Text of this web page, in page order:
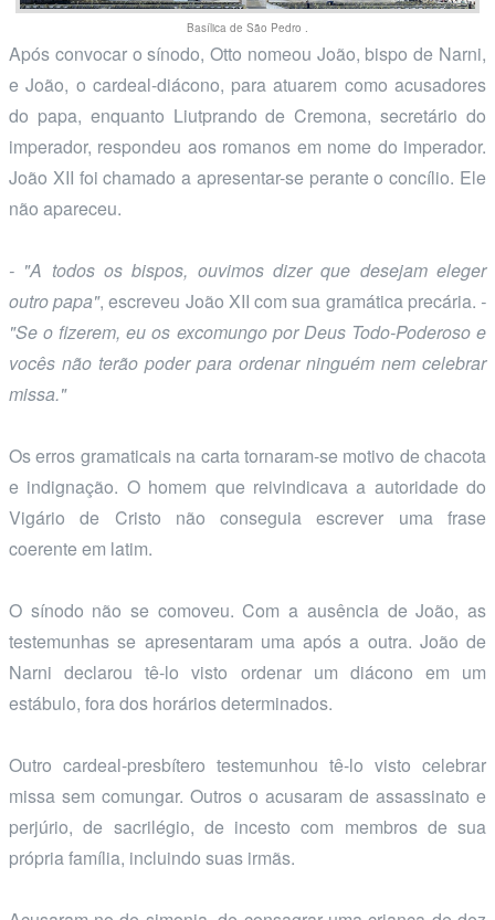
Basílica de São Pedro .
Após convocar o sínodo, Otto nomeou João, bispo de Narni,
e João, o cardeal-diácono, para atuarem como acusadores
do papa, enquanto Liutprando de Cremona, secretário do
imperador, respondeu aos romanos em nome do imperador.
João XII foi chamado a apresentar-se perante o concílio. Ele
não apareceu.
- "A todos os bispos, ouvimos dizer que desejam eleger
outro papa", escreveu João XII com sua gramática precária. -
"Se o fizerem, eu os excomungo por Deus Todo-Poderoso e
vocês não terão poder para ordenar ninguém nem celebrar
missa."
Os erros gramaticais na carta tornaram-se motivo de chacota
e indignação. O homem que reivindicava a autoridade do
Vigário de Cristo não conseguia escrever uma frase
coerente em latim.
O sínodo não se comoveu. Com a ausência de João, as
testemunhas se apresentaram uma após a outra. João de
Narni declarou tê-lo visto ordenar um diácono em um
estábulo, fora dos horários determinados.
Outro cardeal-presbítero testemunhou tê-lo visto celebrar
missa sem comungar. Outros o acusaram de assassinato e
perjúrio, de sacrilégio, de incesto com membros de sua
própria família, incluindo suas irmãs.